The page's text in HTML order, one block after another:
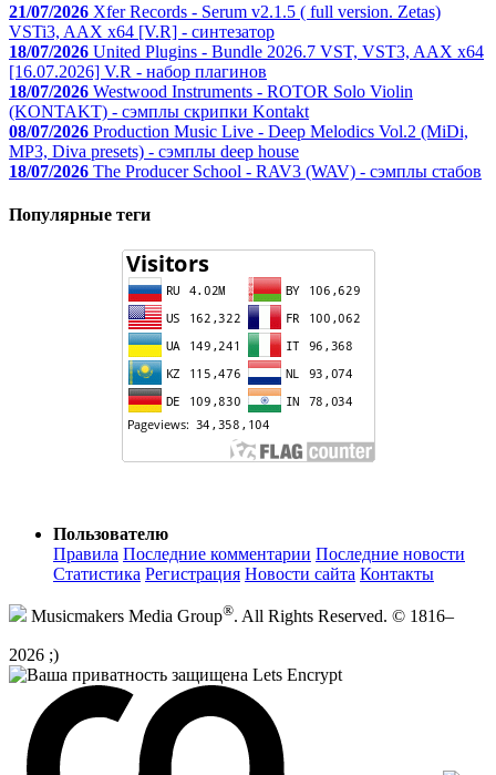
21/07/2026 Xfer Records - Serum v2.1.5 ( full version. Zetas)
VSTi3, AAX x64 [V.R] - синтезатор
18/07/2026 United Plugins - Bundle 2026.7 VST, VST3, AAX x64
[16.07.2026] V.R - набор плагинов
18/07/2026 Westwood Instruments - ROTOR Solo Violin
(KONTAKT) - сэмплы скрипки Kontakt
08/07/2026 Production Music Live - Deep Melodics Vol.2 (MiDi,
MP3, Diva presets) - сэмплы deep house
18/07/2026 The Producer School - RAV3 (WAV) - сэмплы стабов
Популярные теги
Пользователю
Правила Последние комментарии Последние новости
Статистика Регистрация Новости сайта Контакты
Musicmakers Media Group®. All Rights Reserved. © 1816–
2026 ;)